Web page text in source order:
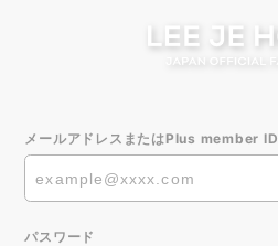
メールアドレスまたはPlus member ID
パスワード